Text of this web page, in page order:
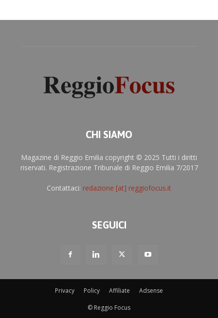
CHI SIAMO
Magazine di Reggio Emilia copyright © 2025 Tutti i diritti
riservati. Registrazione Tribunale di Reggio Emilia 7/2017
Contattaci: redazione [at] reggiofocus.it
SEGUICI
Privacy Policy Affiliate Adsense
© Reggio Focus